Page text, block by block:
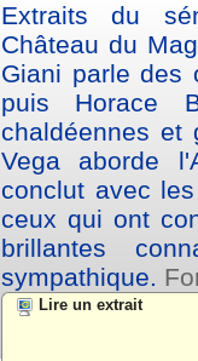
Extraits du
Château du
Giani parle des
puis Horace
chaldéennes et
Vega aborde
conclut avec
ceux qui ont
brillantes
sympathique.
Lire un extrait